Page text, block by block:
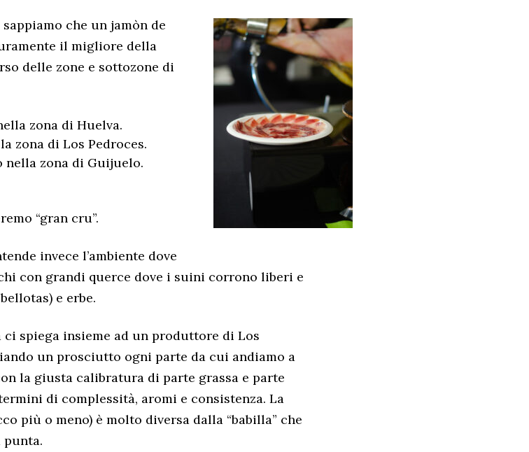
che un jamòn de
il migliore della
delle zone e sottozone di
zona di Huelva.
zona di Los Pedroces.
nella zona di Guijuelo.
“gran cru”.
invece l’ambiente dove
con grandi querce dove i suini corrono liberi e
e erbe.
spiega insieme ad un produttore di Los
un prosciutto ogni parte da cui andiamo a
la giusta calibratura di parte grassa e parte
di complessità, aromi e consistenza. La
più o meno) è molto diversa dalla “babilla” che
punta.